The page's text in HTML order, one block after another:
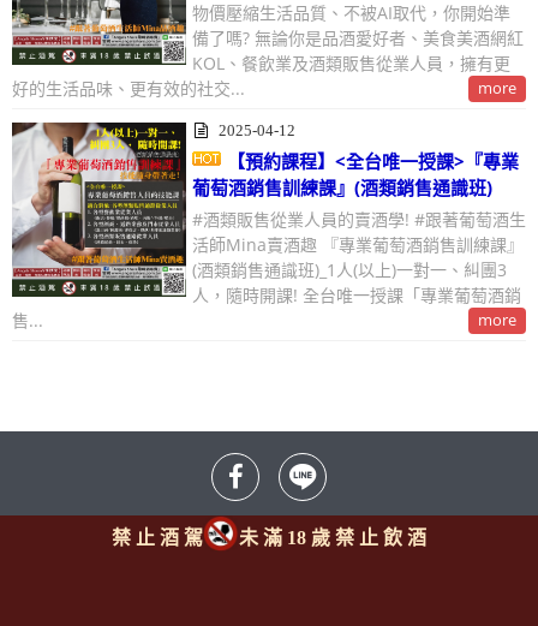
物價壓縮生活品質、不被AI取代，你開始準
備了嗎? 無論你是品酒愛好者、美食美酒網紅
KOL、餐飲業及酒類販售從業人員，擁有更
好的生活品味、更有效的社交...
more
2025-04-12
【預約課程】<全台唯一授課>『專業
葡萄酒銷售訓練課』(酒類銷售通識班)
#酒類販售從業人員的賣酒學! #跟著葡萄酒生
活師Mina賣酒趣 『專業葡萄酒銷售訓練課』
(酒類銷售通識班)_1人(以上)一對一、糾團3
人，隨時開課! 全台唯一授課「專業葡萄酒銷
售...
more
禁 止 酒 駕 未 滿 18 歲 禁 止 飲 酒